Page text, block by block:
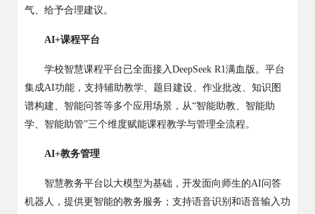
气、给予合理建议。
AI+课程平台
学校智慧课程平台已全面接入DeepSeek R1满血版。平台
集成AI功能，支持辅助教学、题目建设、作业批改、知识图
谱构建、智能问答等多个应用场景，从“智能助教、智能助
学、智能助管”三个维度赋能课程教学与管理全流程。
AI+教务管理
智慧教务平台以大模型为基础，开发面向师生的AI问答
机器人，提供更智能的教务服务；支持语音识别和语音输入功